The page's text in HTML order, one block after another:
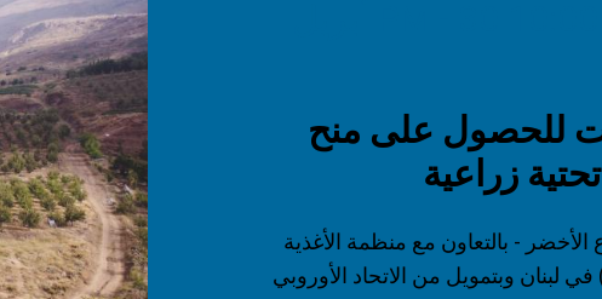
للحصول على منح
زراعية
- بالتعاون مع منظمة الأغذية
في لبنان وبتمويل من الاتحاد الأوروبي